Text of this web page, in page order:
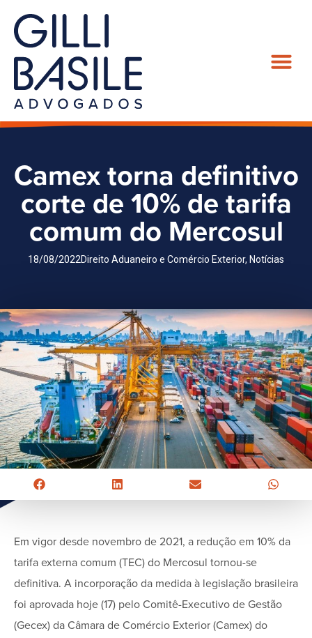
Camex torna definitivo
corte de 10% de tarifa
comum do Mercosul
18/08/2022Direito Aduaneiro e Comércio Exterior, Notícias
Em vigor desde novembro de 2021, a redução em 10% da
tarifa externa comum (TEC) do Mercosul tornou-se
definitiva. A incorporação da medida à legislação brasileira
foi aprovada hoje (17) pelo Comitê-Executivo de Gestão
(Gecex) da Câmara de Comércio Exterior (Camex) do